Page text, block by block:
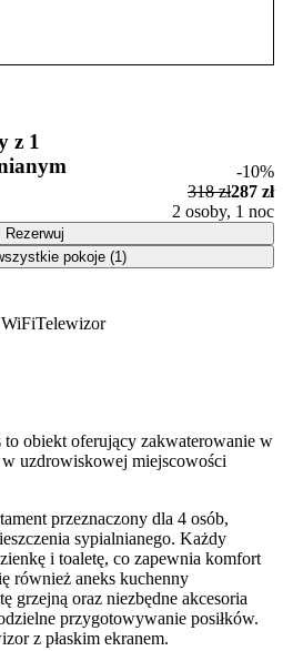
WiFiTelewizor
obiekt oferujący zakwaterowanie w
uzdrowiskowej miejscowości
przeznaczony dla 4 osób,
sypialnianego. Każdy
i toaletę, co zapewnia komfort
również aneks kuchenny
grzejną oraz niezbędne akcesoria
przygotowywanie posiłków.
z płaskim ekranem.
z 1
-10%
318 zł287 zł
2 osoby, 1 noc
Rezerwuj
pokoje (1)